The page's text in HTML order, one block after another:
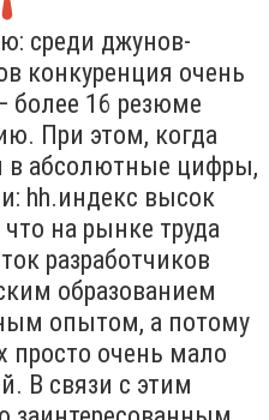
среди джунов-
конкуренция очень
более 16 резюме
При этом, когда
в абсолютные цифры,
hh.индекс высок
на рынке труда
разработчиков
образованием
опытом, а потому
просто очень мало
В связи с этим